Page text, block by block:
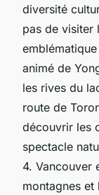
diversité
pas de visiter
animé de
les rives du
route de
découvrir les
spectacle
4. Vancouver
montagnes